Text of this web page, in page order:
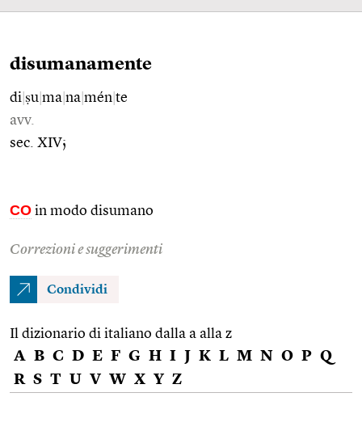
disumanamente
di ṣu ma na mén te
avv.
sec. XIV;
CO in modo disumano
Correzioni e suggerimenti
Condividi
Il dizionario di italiano dalla a alla z
A B C D E F G H I J K L M N O P Q
R S T U V W X Y Z